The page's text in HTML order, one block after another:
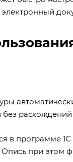
расхождений
в программе
при этом